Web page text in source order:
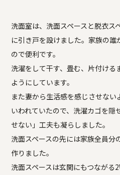
洗面室は、洗面スペースと脱衣ス
に引き戸を設けました。家族の
ので便利です。
洗濯をして干す、畳む、片付ける
ようにしています。
また妻から生活感を感じさせな
いわれていたので、洗濯カゴを隠
せない」工夫も凝らしました。
洗面スペースの先には家族全員分
作りました。
洗面スペースは玄関にもつながる